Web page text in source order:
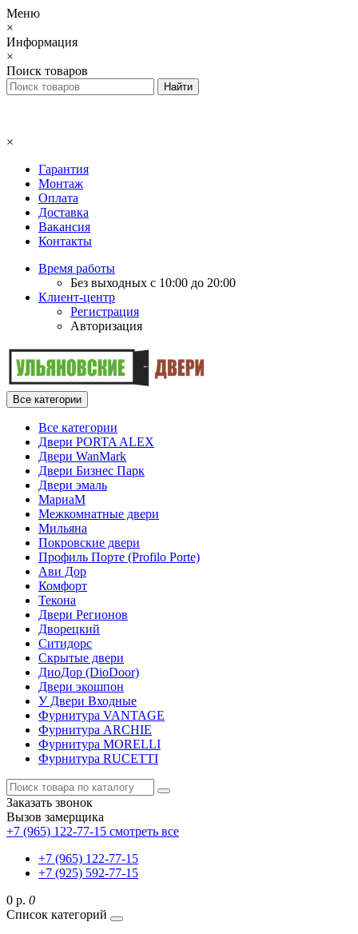
Меню
×
Информация
×
Поиск товаров
×
Гарантия
Монтаж
Оплата
Доставка
Вакансия
Контакты
Время работы
Без выходных с 10:00 до 20:00
Клиент-центр
Регистрация
Авторизация
Все категории
Все категории
Двери PORTA ALEX
Двери WanMark
Двери Бизнес Парк
Двери эмаль
МариаМ
Межкомнатные двери
Мильяна
Покровские двери
Профиль Порте (Profilo Porte)
Ави Дор
Комфорт
Текона
Двери Регионов
Дворецкий
Ситидорс
Скрытые двери
ДиоДор (DioDoor)
Двери экошпон
У Двери Входные
Фурнитура VANTAGE
Фурнитура ARCHIE
Фурнитура MORELLI
Фурнитура RUCETTI
Заказать звонок
Вызов замерщика
+7 (965) 122-77-15 смотреть все
+7 (965) 122-77-15
+7 (925) 592-77-15
0 р. 0
Список категорий